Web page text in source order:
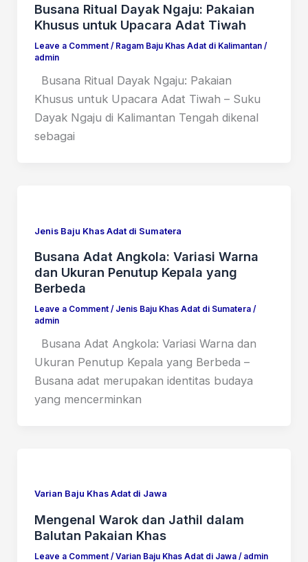
Busana Ritual Dayak Ngaju: Pakaian
Khusus untuk Upacara Adat Tiwah
Leave a Comment / Ragam Baju Khas Adat di Kalimantan/
admin
Busana Ritual Dayak Ngaju: Pakaian
Khusus untuk Upacara Adat Tiwah – Suku
Dayak Ngaju di Kalimantan Tengah dikenal
sebagai
Jenis Baju Khas Adat di Sumatera
Busana Adat Angkola: Variasi Warna
dan Ukuran Penutup Kepala yang
Berbeda
Leave a Comment / Jenis Baju Khas Adat di Sumatera/
admin
Busana Adat Angkola: Variasi Warna dan
Ukuran Penutup Kepala yang Berbeda –
Busana adat merupakan identitas budaya
yang mencerminkan
Varian Baju Khas Adat di Jawa
Mengenal Warok dan Jathil dalam
Balutan Pakaian Khas
Leave a Comment /Varian Baju Khas Adat di Jawa/ admin